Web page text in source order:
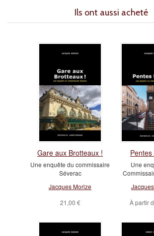
Ils ont aussi acheté
Gare aux Brotteaux !
Une enquête du commissaire
Séverac
Jacques Morize
21,00 €
Une
À partir